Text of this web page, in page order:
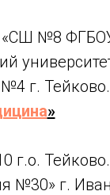
«СШ №8
г. Тейково.
»
г.о. Тейково.
№30» г.